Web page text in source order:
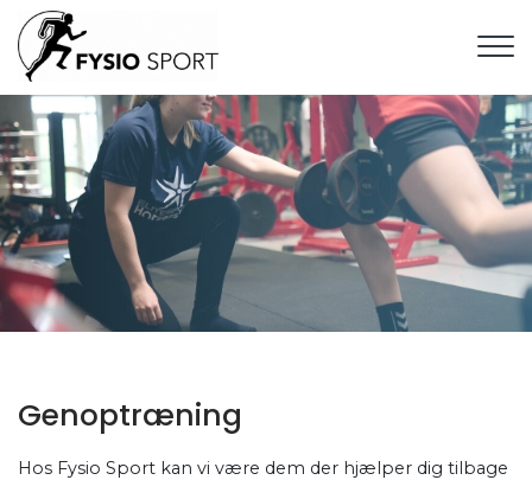
til
hovedindhold
Genoptræning
Hos Fysio Sport kan vi være dem der hjælper dig tilbage